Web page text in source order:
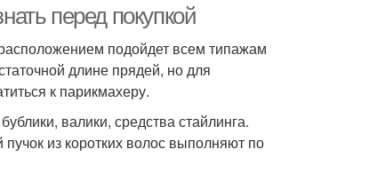
перед покупкой
подойдет всем типажам
длине прядей, но для
к парикмахеру.
валики, средства стайлинга.
из коротких волос выполняют по